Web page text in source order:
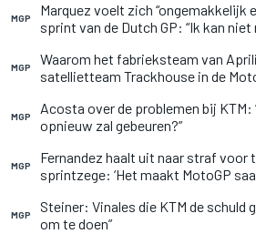
MGP
Marquez voelt zich “ongemakkelijk
sprint van de Dutch GP: “Ik kan niet
MGP
Waarom het fabrieksteam van
satellietteam Trackhouse in de
MGP
Acosta over de problemen bij
opnieuw zal gebeuren?”
MGP
Fernandez haalt uit naar straf voor
sprintzege: ‘Het maakt MotoGP
MGP
Steiner: Vinales die KTM de schuld
om te doen”